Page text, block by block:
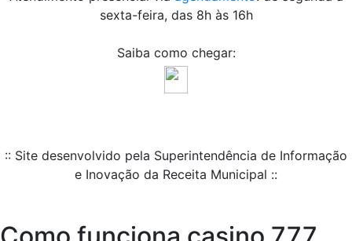
sexta-feira, das 8h às 16h
Saiba como chegar:
:: Site desenvolvido pela Superintendência de Informação
e Inovação da Receita Municipal ::